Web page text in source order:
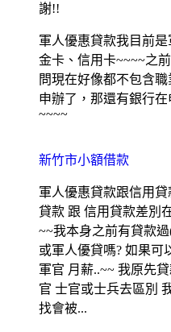
謝!!
軍人優惠貸款我目前
金卡、信用卡~~~~之
問現在好像都不包含
申辦了，那還有銀行
~~~~
新竹市小額借款
軍人優惠貸款跟信用
貸款 跟 信用貸款差別
~~我本身之前有貸款
或軍人優貸嗎? 如果可
軍官 月薪..~~ 我原先
官 士官或士兵去區別
找會被...